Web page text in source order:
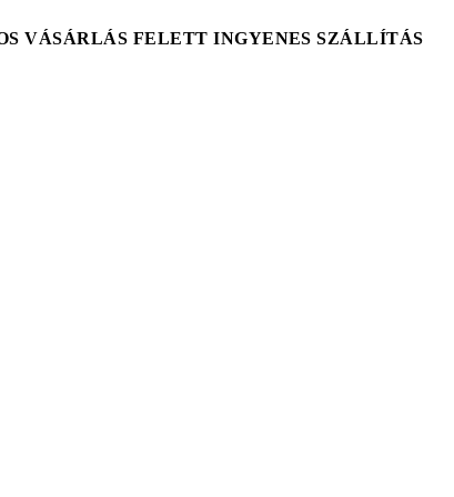
VÁSÁRLÁS FELETT INGYENES SZÁLLÍTÁS